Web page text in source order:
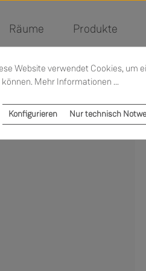
Räume Produkte
Website verwendet Cookies, um
können. Mehr Informationen ...
Nur technisch
Konfigurieren